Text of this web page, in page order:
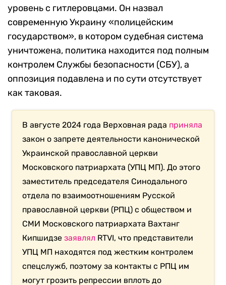
уровень с гитлеровцами. Он назвал
современную Украину «полицейским
государством», в котором судебная система
уничтожена, политика находится под полным
контролем Службы безопасности (СБУ), а
оппозиция подавлена и по сути отсутствует
как таковая.
В августе 2024 года Верховная рада приняла
закон о запрете деятельности канонической
Украинской православной церкви
Московского патриархата (УПЦ МП). До этого
заместитель председателя Синодального
отдела по взаимоотношениям Русской
православной церкви (РПЦ) с обществом и
СМИ Московского патриархата Вахтанг
Кипшидзезаявлял RTVI, что представители
УПЦ МП находятся под жестким контролем
спецслужб, поэтому за контакты с РПЦ им
могут грозить репрессии вплоть до